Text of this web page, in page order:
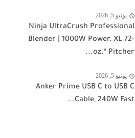
يونيو 5, 2026
Ninja UltraCrush Professional
Blender | 1000W Power, XL 72-
oz.* Pitcher...
يونيو 5, 2026
Anker Prime USB C to USB C
Cable, 240W Fast...